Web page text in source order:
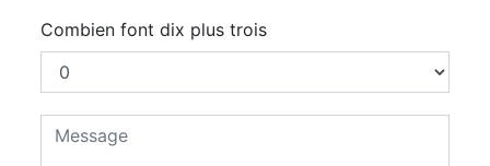
Combien font dix plus trois